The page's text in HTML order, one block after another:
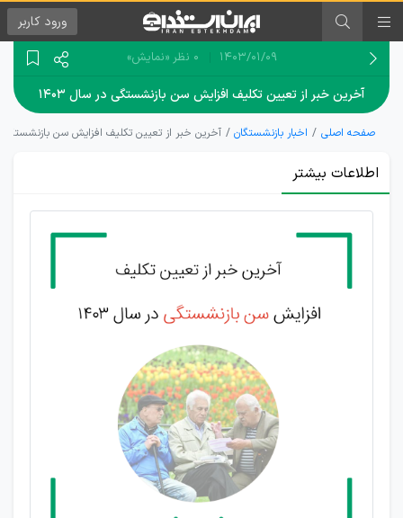
ورود کاربر
۱۴۰۳/۰۱/۰۹ 0 نظر «نمایش»
آخرین خبر از تعیین تکلیف افزایش سن بازنشستگی در سال ۱۴۰۳
صفحه اصلی اخبار بازنشستگان آخرین خبر از تعیین تکلیف افزایش سن بازنشستگی در
اطلاعات بیشتر